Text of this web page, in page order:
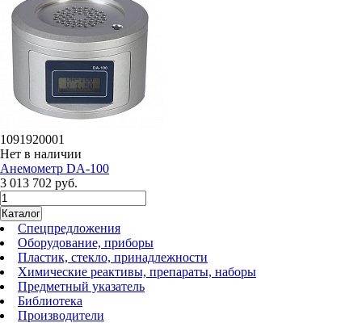
1091920001
Нет в наличии
Анемометр DA-100
3 013 702 руб.
Каталог
Спецпредложения
Оборудование, приборы
Пластик, стекло, принадлежности
Химические реактивы, препараты, наборы
Предметный указатель
Библиотека
Производители